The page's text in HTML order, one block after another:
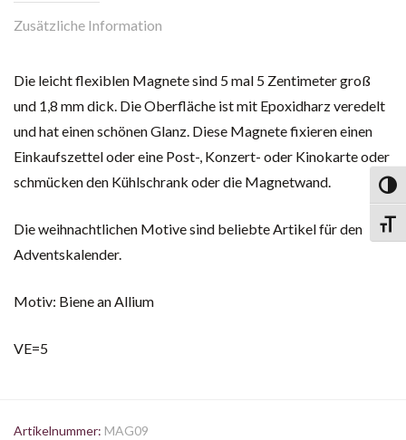
Zusätzliche Information
Die leicht flexiblen Magnete sind 5 mal 5 Zentimeter groß
und 1,8 mm dick. Die Oberfläche ist mit Epoxidharz veredelt
und hat einen schönen Glanz. Diese Magnete fixieren einen
Einkaufszettel oder eine Post-, Konzert- oder Kinokarte oder
schmücken den Kühlschrank oder die Magnetwand.
Die weihnachtlichen Motive sind beliebte Artikel für den
Adventskalender.
Motiv: Biene an Allium
VE=5
Artikelnummer: MAG09